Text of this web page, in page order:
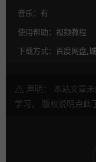
音乐： 有
使用帮助： 视频教程
下载方式： 百度网盘,
声明： 本站文章
学习， 版权说明点此